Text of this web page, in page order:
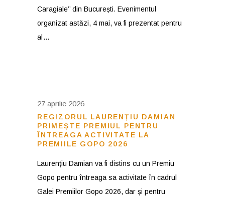
Caragiale’’ din București. Evenimentul
organizat astăzi, 4 mai, va fi prezentat pentru
al
27 aprilie 2026
REGIZORUL LAURENȚIU DAMIAN
PRIMEȘTE PREMIUL PENTRU
ÎNTREAGA ACTIVITATE LA
PREMIILE GOPO 2026
Laurențiu Damian va fi distins cu un Premiu
Gopo pentru întreaga sa activitate în cadrul
Galei Premiilor Gopo 2026, dar și pentru